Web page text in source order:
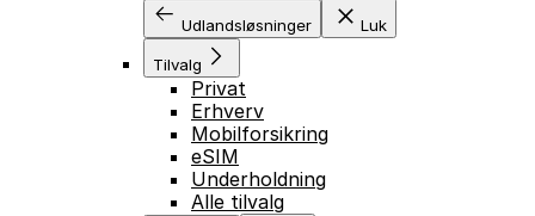
Udlandsløsninger Luk
Tilvalg
Privat
Erhverv
Mobilforsikring
eSIM
Underholdning
Alle tilvalg